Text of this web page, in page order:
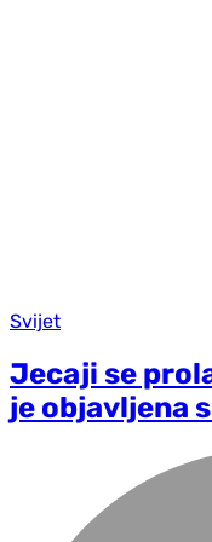
Svijet
Jecaji se
je objavljena